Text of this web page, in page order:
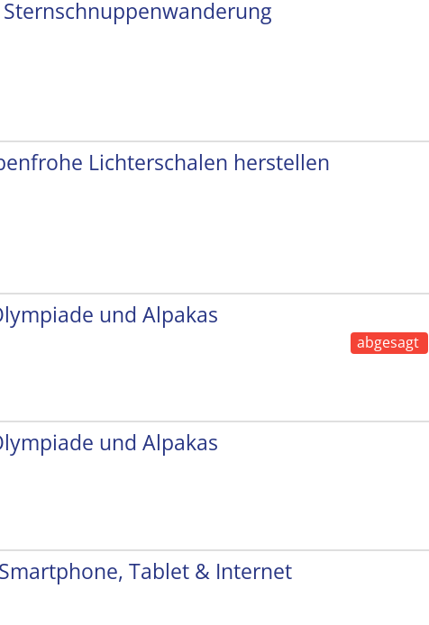
Lichterschalen herstellen
und Alpakas
abgesagt
und Alpakas
Tablet & Internet